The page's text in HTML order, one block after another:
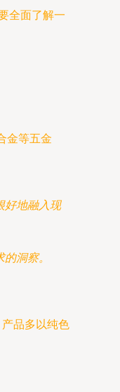
全面了解一
金等五金
好地融入现
洞察。
品多以纯色